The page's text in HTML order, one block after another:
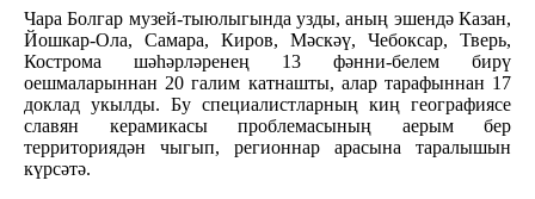
Чара Болгар музей-тыюлыгында узды, аның эшендә Казан,
Йошкар-Ола, Самара, Киров, Мәскәү, Чебоксар, Тверь,
Кострома шәһәрләренең 13 фәнни-белем бирү
оешмаларыннан 20 галим катнашты, алар тарафыннан 17
доклад укылды. Бу специалистларның киң географиясе
славян керамикасы проблемасының аерым бер
территориядән чыгып, регионнар арасына таралышын
күрсәтә.